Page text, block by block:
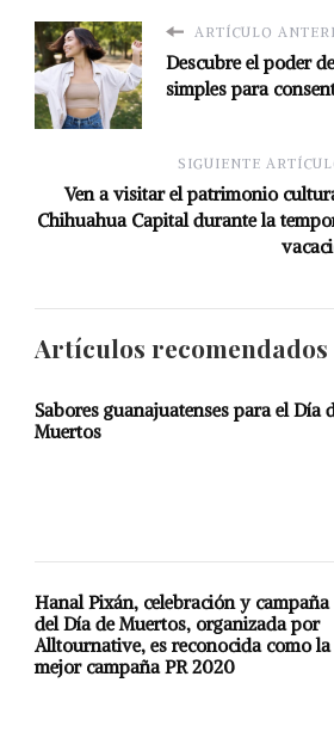
ARTÍCULO
Descubre el poder
simples para
SIGUIENTE
Ven a visitar el patrimonio
Chihuahua Capital durante la
Artículos recomendados
Sabores guanajuatenses para el Día
Muertos
Hanal Pixán, celebración y campaña
del Día de Muertos, organizada por
Alltournative, es reconocida como la
mejor campaña PR 2020